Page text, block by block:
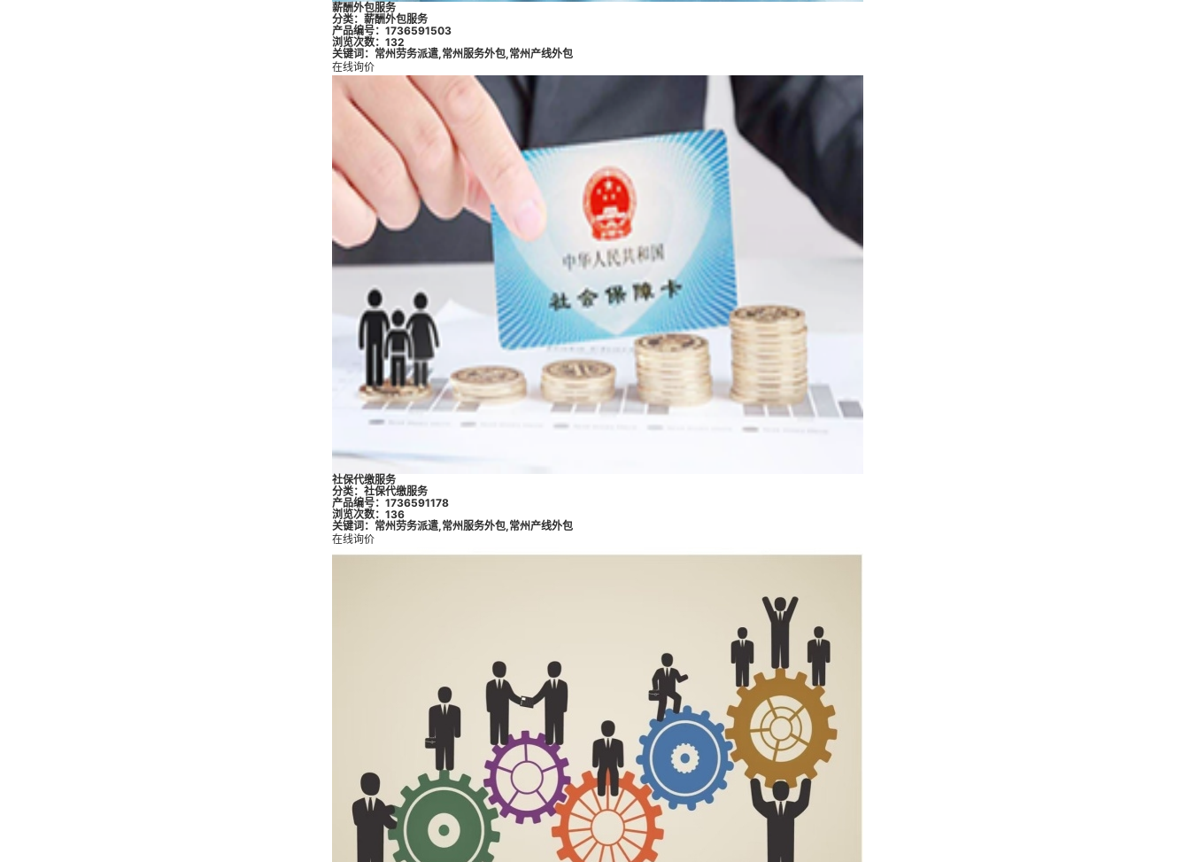
薪酬外包服务
分类： 薪酬外包服务
产品编号：1736591503
浏览次数：132
关键词： 常州劳务派遣,常州服务外包,常州产线外包
在线询价
社保代缴服务
分类： 社保代缴服务
产品编号：1736591178
浏览次数：136
关键词： 常州劳务派遣,常州服务外包,常州产线外包
在线询价